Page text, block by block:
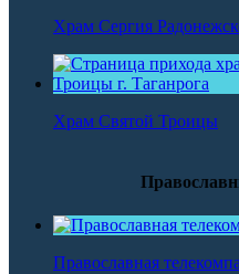
Храм Сергия
Храм Святой Троицы
Православная